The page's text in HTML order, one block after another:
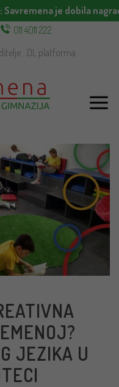
Savremena je dobila
011 4011 222
DL platforma
JEZIKA U